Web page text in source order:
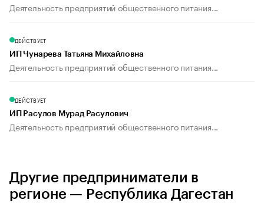
Деятельность предприятий общественного питания...
ДЕЙСТВУЕТ
ИП Чунарева Татьяна Михайловна
Деятельность предприятий общественного питания...
ДЕЙСТВУЕТ
ИП Расулов Мурад Расулович
Деятельность предприятий общественного питания...
Другие предприниматели в
регионе — Республика Дагестан